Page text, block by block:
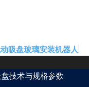
吸盘玻璃安装机器人
技术与规格参数